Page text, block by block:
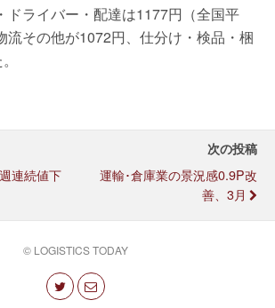
ドライバー・配達は1177円（全国平
流その他が1072円、仕分け・検品・梱
連続値下
次の投稿
運輸･倉庫業の景況感0.9P改
善、3月
© LOGISTICS TODAY